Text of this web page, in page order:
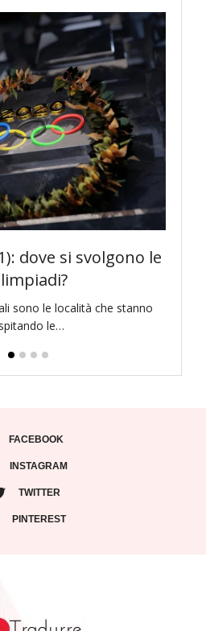
dove si svolgono le
sono le località che stanno
le…
FACEBOOK
INSTAGRAM
TWITTER
PINTEREST